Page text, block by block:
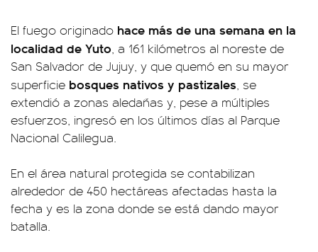
El fuego originado hace más de una semana en la
localidad de Yuto, a 161 kilómetros al noreste de
San Salvador de Jujuy, y que quemó en su mayor
superficie bosques nativos y pastizales, se
extendió a zonas aledañas y, pese a múltiples
esfuerzos, ingresó en los últimos días al Parque
Nacional Calilegua.
En el área natural protegida se contabilizan
alrededor de 450 hectáreas afectadas hasta la
fecha y es la zona donde se está dando mayor
batalla.